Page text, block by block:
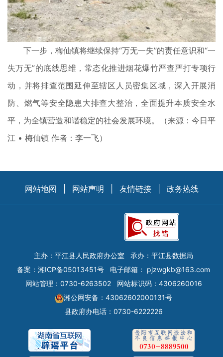
下一步，梅仙镇将继续保持“万无一失”的责任意识和“一
失万无”的底线思维，常态化推进烟花爆竹严查严打专项行
动，并将排查范围延伸至辖区人员密集区域，深入开展消
防、燃气等安全隐患大排查大整治，全面提升本质安全水
平，为全镇营造和谐稳定的社会发展环境。（来源：今日平
江 • 梅仙镇 作者：李一飞）
网站地图 网站声明 友情链接 政务热线
主办：平江县人民政府办公室
承办：平江县数据局
备案： 湘ICP备05013451号 电子邮箱： pjzwgkb@163.com
网站管理：0730-6263502
网站标识码：4306260016
湘公网安备：43062602000131号
县政府办电话：0730-6222226